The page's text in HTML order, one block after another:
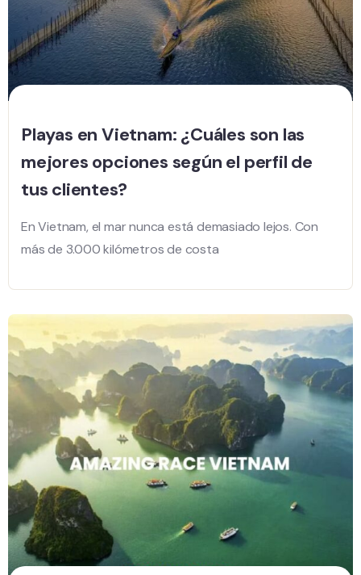
Playas en Vietnam: ¿Cuáles son las
mejores opciones según el perfil de
tus clientes?
En Vietnam, el mar nunca está demasiado lejos. Con
más de 3.000 kilómetros de costa